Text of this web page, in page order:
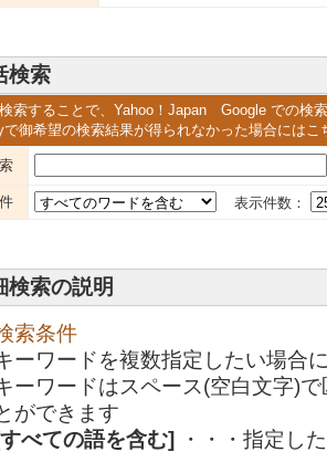
検索
索することで、Yahoo！Japan Google での検
で御希望の検索結果が得られなかった場合にはこ
表示件数：
検索の説明
索条件
ーワードを複数指定したい場合
ーワードはスペース(空白文字)
ができます
べての語を含む]
・・・指定し